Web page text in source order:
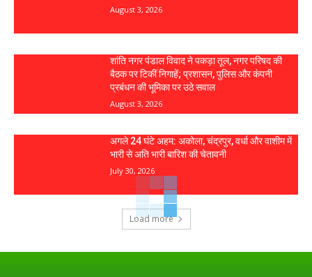
August 3, 2026
शांति नगर पंडाल विवाद ने पकड़ा तूल, नगर परिषद की
बैठक पर टिकीं निगाहें; प्रशासन, पुलिस और कंपनी
प्रबंधन की भूमिका पर उठे सवाल
August 3, 2026
अगले 24 घंटे अहम: अकोला, चंद्रपुर, वर्धा और वाशीम में
भारी से अति भारी बारिश की चेतावनी
July 30, 2026
Load more